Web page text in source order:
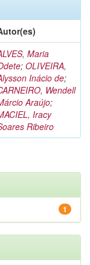
Maria
; OLIVEIRA,
Inácio de;
Wendell
Araújo;
Iracy
Ribeiro
1